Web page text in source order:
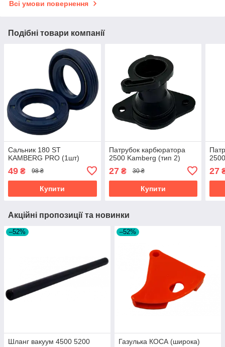
Всі умови повернення
Подібні товари компанії
Сальник 180 ST
KAMBERG PRO (1шт)
49 ₴ 98 ₴
Купити
Патрубок карбюратора
2500 Kamberg (тип 2)
27₴ 30 ₴
Купити
27
Акційні пропозиції та новинки
–52%
Шланг вакуум 4500 5200
–52%
Газулька КОСА (широка)